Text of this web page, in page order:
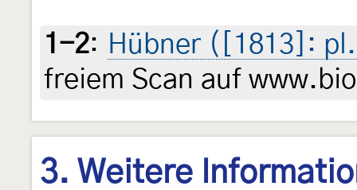
1-2: Hübner ([1813]:
freiem Scan auf
3. Weitere